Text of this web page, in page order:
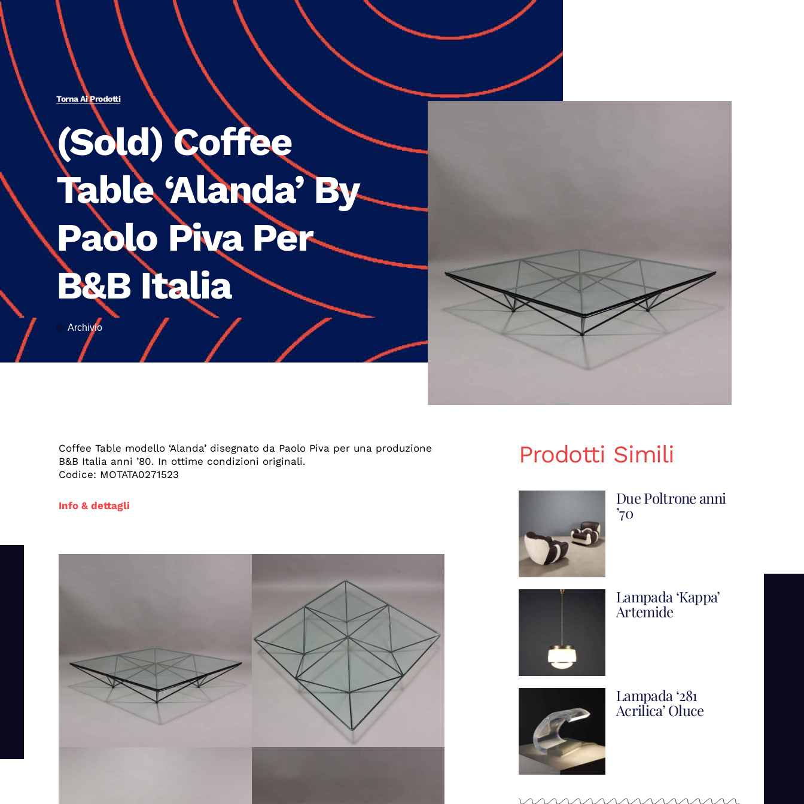
Torna Ai Prodotti
(Sold) Coffee
Table ‘Alanda’ By
Paolo Piva Per
B&B Italia
Archivio
Coffee Table modello ‘Alanda’ disegnato da Paolo Piva per una produzione
B&B Italia anni ’80. In ottime condizioni originali.
Codice: MOTATA0271523
Info & dettagli
Prodotti Simili
Due Poltrone anni
’70
Lampada ‘Kappa’
Artemide
Lampada ‘281
Acrilica’ Oluce